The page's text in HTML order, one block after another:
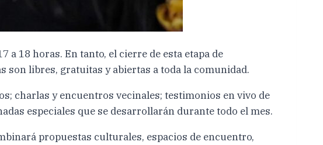
a 18 horas. En tanto, el cierre de esta etapa de
son libres, gratuitas y abiertas a toda la comunidad.
charlas y encuentros vecinales; testimonios en vivo de
especiales que se desarrollarán durante todo el mes.
propuestas culturales, espacios de encuentro,